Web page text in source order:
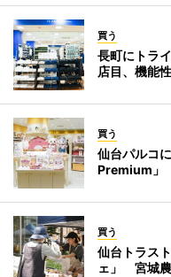
買う
長町にトラ
店目、機能
買う
仙台パルコ
Premium」
買う
仙台トラス
ェ」 宮城